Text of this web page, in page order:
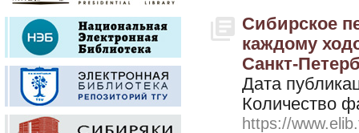
Сибирское
каждому
Санкт-
Дата
Количество
https://